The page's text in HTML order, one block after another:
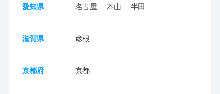
愛知県 名古屋 本山 半田
滋賀県 彦根
京都府 京都